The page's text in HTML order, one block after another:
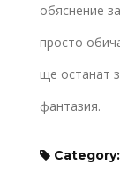
обяснение
просто
ще останат
фантазия.
Category: